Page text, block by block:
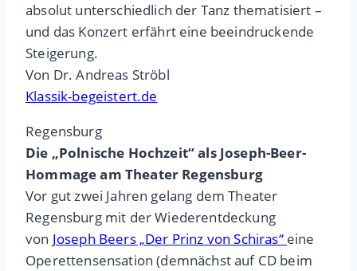
absolut unterschiedlich der Tanz thematisiert –
und das Konzert erfährt eine beeindruckende
Steigerung.
Von Dr. Andreas Ströbl
Klassik-begeistert.de
Regensburg
Die „Polnische Hochzeit“ als Joseph-Beer-
Hommage am Theater Regensburg
Vor gut zwei Jahren gelang dem Theater
Regensburg mit der Wiederentdeckung
von Joseph Beers „Der Prinz von Schiras“ eine
Operettensensation (demnächst auf CD beim